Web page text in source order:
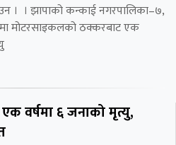
। । झापाको कन्काई नगरपालिका–७,
मोटरसाइकलको ठक्करबाट एक
वर्षमा ६ जनाको मृत्यु,